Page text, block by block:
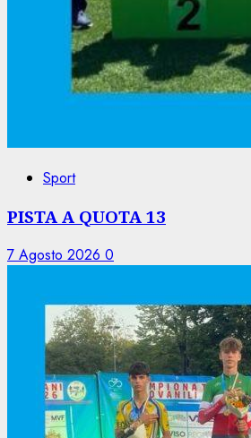
Sport
PISTA A QUOTA 13
7 Agosto 2026 0